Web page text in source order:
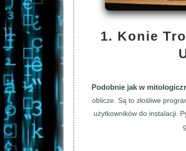
1. Konie
Podobnie jak w
oblicze. Są to złośliwe
użytkowników do instalacji.